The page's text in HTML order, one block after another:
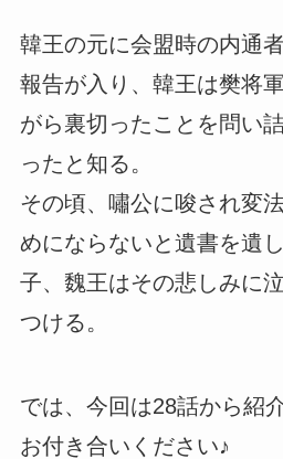
韓王の元に会盟時の内通
報告が入り、韓王は樊将
がら裏切ったことを問い
ったと知る。
その頃、嘯公に唆され変
めにならないと遺書を遺
子、魏王はその悲しみに
つける。
では、今回は28話から紹
お付き合いください♪